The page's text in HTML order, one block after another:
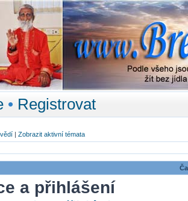
• Registrovat
| Zobrazit aktivní témata
a přihlášení